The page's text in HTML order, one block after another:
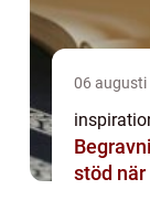
06 augusti
stöd